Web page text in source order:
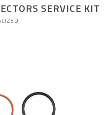
SERVICE KIT